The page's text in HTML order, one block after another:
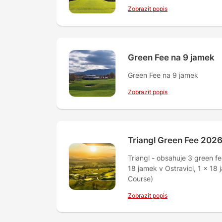
Zobrazit popis
Green Fee na 9 jamek
Green Fee na 9 jamek
Zobrazit popis
Triangl Green Fee
Triangl - obsahuje 3 green
18 jamek v Ostravici, 1 x 18
Course)
Zobrazit popis